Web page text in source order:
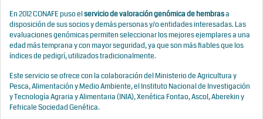
En 2012 CONAFE puso elservicio de valoración genómica de hembrasa
disposición de sus socios y demás personas y/o entidades interesadas. Las
evaluaciones genómicas permiten seleccionar los mejores ejemplares a una
edad más temprana y con mayor seguridad, ya que son más fiables que los
índices de pedigrí, utilizados tradicionalmente.
Este servicio se ofrece con la colaboración del Ministerio de Agricultura y
Pesca, Alimentación y Medio Ambiente, el Instituto Nacional de Investigación
y Tecnología Agraria y Alimentaria (INIA), Xenética Fontao, Ascol, Aberekin y
Fefricale Sociedad Genética.